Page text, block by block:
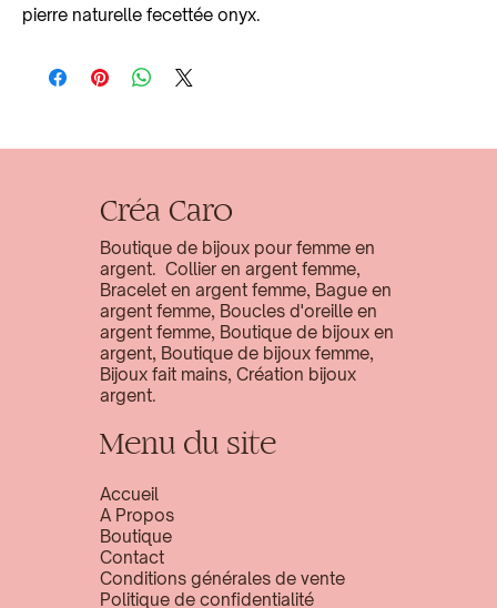
pierre naturelle fecettée onyx.
Créa Caro
Boutique de bijoux pour femme en
argent. Collier en argent femme,
Bracelet en argent femme, Bague en
argent femme, Boucles d'oreille en
argent femme, Boutique de bijoux en
argent, Boutique de bijoux femme,
Bijoux fait mains, Création bijoux
argent.
Menu du site
Accueil
A Propos
Boutique
Contact
Conditions générales de vente
Politique de confidentialité